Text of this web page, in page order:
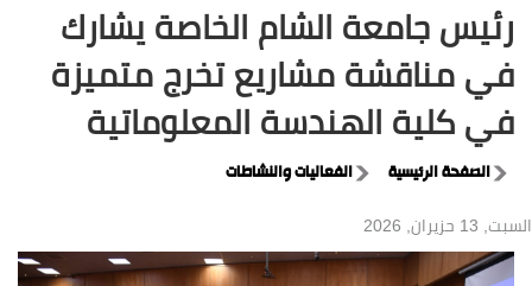
رئيس جامعة الشام الخاصة يشارك
في مناقشة مشاريع تخرج متميزة
في كلية الهندسة المعلوماتية
الصفحة الرئيسية الفعاليات والنشاطات
السبت, 13 حزيران, 2026